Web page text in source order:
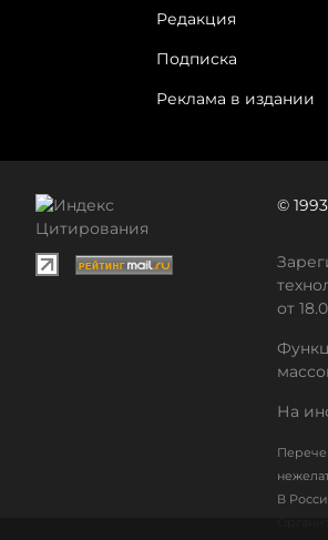
Редакция
Подписка
Реклама в издании
©
от
На
В